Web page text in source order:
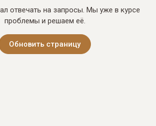
отвечать на запросы. Мы уже в курсе
проблемы и решаем её.
Обновить страницу